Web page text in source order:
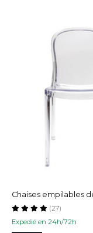
Chaises empilables
Expedié en 24h/72h
(27)